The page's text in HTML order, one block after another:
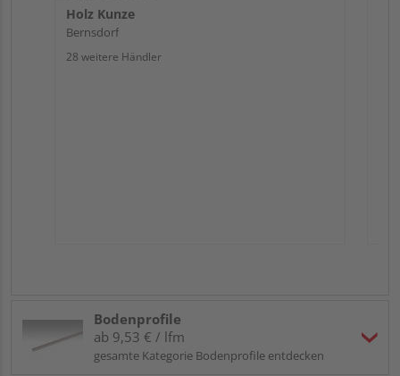
Holz Kunze
Bernsdorf
28 weitere Händler
Bodenprofile
ab 9,53 € / lfm
gesamte Kategorie Bodenprofile entdecken